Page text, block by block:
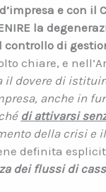
e con
la
controllo di
chiare, e
il dovere di
anche in
di attivarsi
della crisi e
definita
dei flussi di